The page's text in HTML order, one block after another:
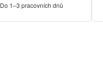
Do 1–3 pracovních dnů